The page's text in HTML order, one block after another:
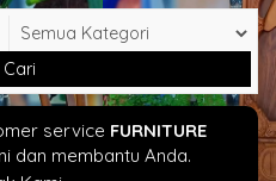
Cari
service FURNITURE
dan membantu Anda.